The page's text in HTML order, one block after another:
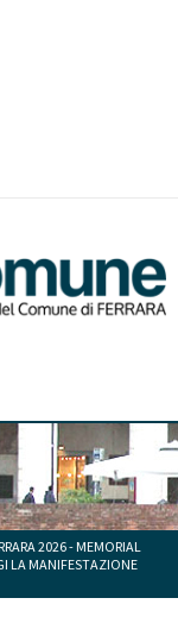
2026 - MEMORIAL
LA MANIFESTAZIONE